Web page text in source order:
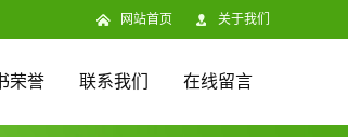
网站首页 关于我们
荣誉 联系我们 在线留言